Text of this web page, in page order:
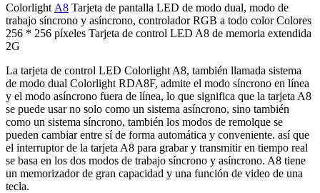
Colorlight A8 Tarjeta de pantalla LED de modo dual, modo de
trabajo síncrono y asíncrono, controlador RGB a todo color Colores
256 * 256 píxeles Tarjeta de control LED A8 de memoria extendida
2G
La tarjeta de control LED Colorlight A8, también llamada sistema
de modo dual Colorlight RDA8F, admite el modo síncrono en línea
y el modo asíncrono fuera de línea, lo que significa que la tarjeta A8
se puede usar no solo como un sistema asíncrono, sino también
como un sistema síncrono, también los modos de remolque se
pueden cambiar entre sí de forma automática y conveniente. así que
el interruptor de la tarjeta A8 para grabar y transmitir en tiempo real
se basa en los dos modos de trabajo síncrono y asíncrono. A8 tiene
un memorizador de gran capacidad y una función de video de una
tecla.